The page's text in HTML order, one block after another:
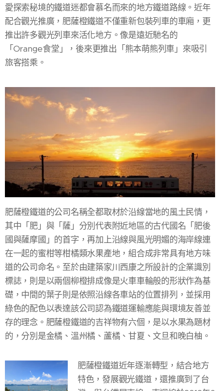
愛探索秘境的鐵道迷都會慕名而來的地方鐵道路線。近年
配合觀光推廣，肥薩橙鐵道不僅重新包裝列車的車廂，更
推出許多觀光列車來活化地方。像是遠近馳名的
「Orange食堂」，後來更推出「熊本萌熊列車」來吸引
旅客搭乘。
肥薩橙鐵道的公司名稱全都取材於沿線當地的風土民情，
其中「肥」與「薩」分別代表附近地區的古代國名「肥後
國與薩摩國」的首字，再加上沿線與風光明媚的海岸線連
在一起的蜜柑等柑橘類水果產地，組合成非常具有地方味
道的公司命名。至於由建築家川西康之所設計的企業識別
標誌，則是以兩個柳橙排成像是火車車輪般的形狀作為基
礎，中間的葉子則是依照沿線各車站的位置排列，並採用
綠色的配色以表達該公司認為鐵道運輸應能與環境友善並
存的理念。肥薩橙鐵道的吉祥物有六個，是以水果為題材
的，分別是金橘、溫州橘、蘆橘、甘夏、文旦和晚白柚。
肥薩橙鐵道近年逐漸轉型，結合地方
特色，發展觀光鐵道，還推廣到了台